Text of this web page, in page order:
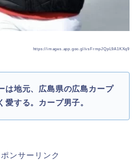
https://images.app.goo.gl/vsFrmpJQpL9A1KXq9
は地元、広島県の広島カープ
愛する。カープ男子。
ポンサーリンク